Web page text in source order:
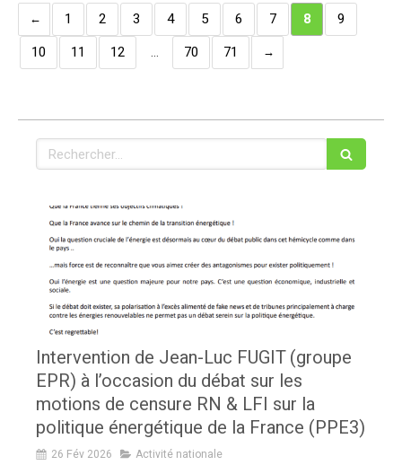
1
2 3 4 5 6 7 8
9
10
11 12 … 70 71
Rechercher
Intervention de Jean-Luc FUGIT (groupe
EPR) à l’occasion du débat sur les
motions de censure RN & LFI sur la
politique énergétique de la France (PPE3)
26 Fév 2026 Activité nationale